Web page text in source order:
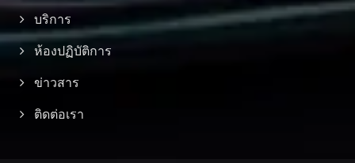
บริการ
ห้องปฏิบัติการ
ข่าวสาร
ติดต่อเรา